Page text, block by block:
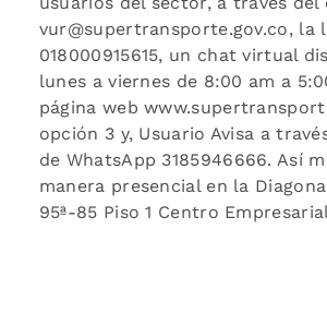
vur@supertransporte.gov.co, la
018000915615, un chat virtual
lunes a viernes de 8:00 am a
página web
opción 3 y, Usuario Avisa a
de WhatsApp 3185946666. Así
manera presencial en la
95ª-85 Piso 1 Centro